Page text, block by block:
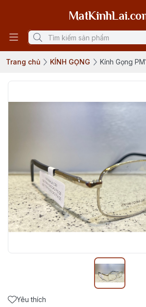
Trang chủ KÍNH GỌNG Kính Gọng
Yêu thích